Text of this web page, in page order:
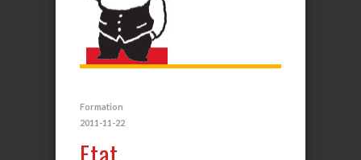
Formation
2011-11-22